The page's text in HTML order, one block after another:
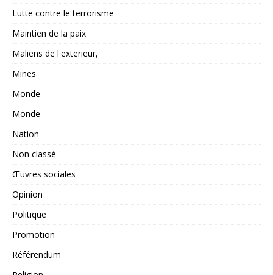
Lutte contre le terrorisme
Maintien de la paix
Maliens de l'exterieur,
Mines
Monde
Monde
Nation
Non classé
Œuvres sociales
Opinion
Politique
Promotion
Référendum